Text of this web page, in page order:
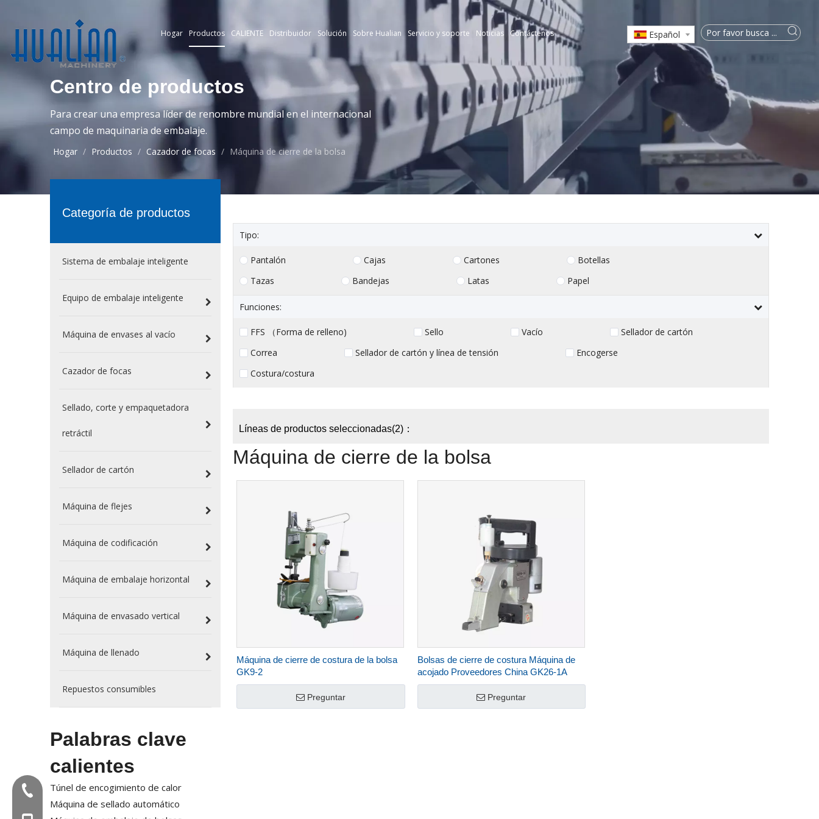
Hogar Productos CALIENTE Distribuidor Solución Sobre Hualian Servicio y soporte Noticias Contáctenos Español
Centro de productos
Para crear una empresa líder de renombre mundial en el internacional
campo de maquinaria de embalaje.
Hogar / Productos / Cazador de focas / Máquina de cierre de la bolsa
Categoría de productos
Sistema de embalaje inteligente
Equipo de embalaje inteligente
Máquina de envases al vacío
Cazador de focas
Sellado, corte y empaquetadora
retráctil
Sellador de cartón
Máquina de flejes
Máquina de codificación
Máquina de embalaje horizontal
Máquina de envasado vertical
Máquina de llenado
Repuestos consumibles
Palabras clave
calientes
Túnel de encogimiento de calor
Máquina de sellado automático
Tipo:
Pantalón Cajas Cartones
Botellas
Tazas
Bandejas Latas Papel
Funciones:
FFS （Forma de relleno) Sello Vacío
Sellador de cartón
Correa
Sellador de cartón y línea de tensión
Encogerse
Costura/costura
Líneas de productos seleccionadas(2)：
Máquina de cierre de la bolsa
Máquina de cierre de costura de la bolsa
GK9-2
Preguntar
Bolsas de cierre de costura Máquina de
acojado Proveedores China GK26-1A
Preguntar
Tel:+86-577-88627766